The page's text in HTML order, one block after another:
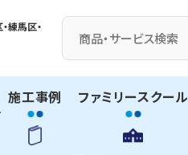
練馬区・
施工事例 ファミリースクール